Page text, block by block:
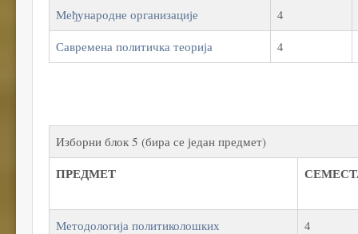
Међународне организације
4
Савремена политичка теорија
4
Изборни блок 5 (бира се један предмет)
ПРЕДМЕТ
Методологија политиколошких
4